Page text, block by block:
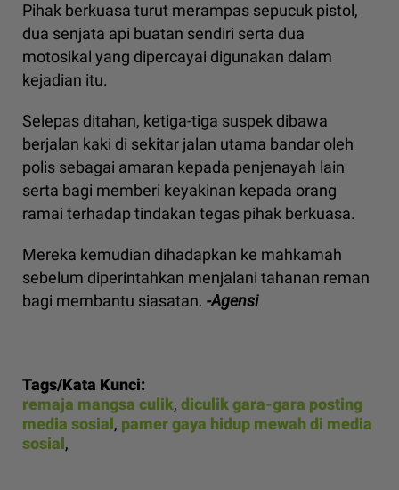
Pihak berkuasa turut merampas sepucuk pistol,
dua senjata api buatan sendiri serta dua
motosikal yang dipercayai digunakan dalam
kejadian itu.
Selepas ditahan, ketiga-tiga suspek dibawa
berjalan kaki di sekitar jalan utama bandar oleh
polis sebagai amaran kepada penjenayah lain
serta bagi memberi keyakinan kepada orang
ramai terhadap tindakan tegas pihak berkuasa.
Mereka kemudian dihadapkan ke mahkamah
sebelum diperintahkan menjalani tahanan reman
bagi membantu siasatan. -Agensi
Tags/Kata Kunci:
remaja mangsa culik, diculik gara-gara posting
media sosial, pamer gaya hidup mewah di media
sosial,